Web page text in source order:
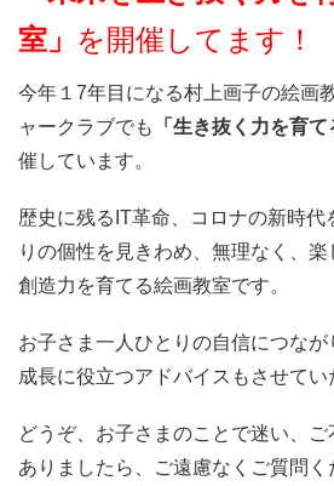
室」 を開催してます！
今年１7年目になる村上画子の絵画
ャークラブでも
「生き抜く力を育て
催しています。
歴史に残るIT革命、コロナの新時代
りの個性を見きわめ、無理なく、楽
創造力を育てる絵画教室です。
お子さま一人ひとりの自信につな
成長に役立つアドバイスもさせてい
どうぞ、お子さまのことで迷い、
ありましたら、ご遠慮なくご質問く